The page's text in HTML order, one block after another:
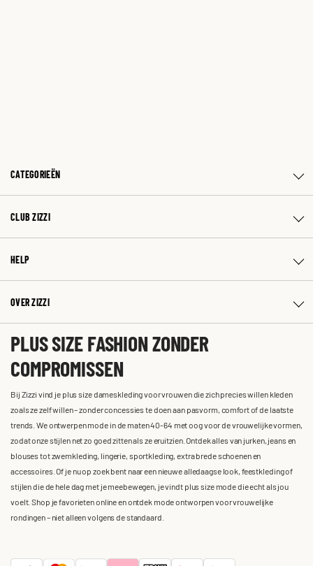
CATEGORIEËN
CLUB ZIZZI
HELP
OVER ZIZZI
PLUS SIZE FASHION ZONDER
COMPROMISSEN
Bij Zizzi vind je plus size dameskleding voor vrouwen die zich precies willen kleden
zoals ze zelf willen – zonder concessies te doen aan pasvorm, comfort of de laatste
trends. We ontwerpen mode in de maten 40-64 met oog voor de vrouwelijke vormen,
zodat onze stijlen net zo goed zitten als ze eruitzien. Ontdek alles van jurken, jeans en
blouses tot zwemkleding, lingerie, sportkleding, extra brede schoenen en
accessoires. Of je nu op zoek bent naar een nieuwe alledaagse look, feestkleding of
stijlen die de hele dag met je meebewegen, je vindt plus size mode die echt als jou
voelt. Shop je favorieten online en ontdek mode ontworpen voor vrouwelijke
rondingen – niet alleen volgens de standaard.